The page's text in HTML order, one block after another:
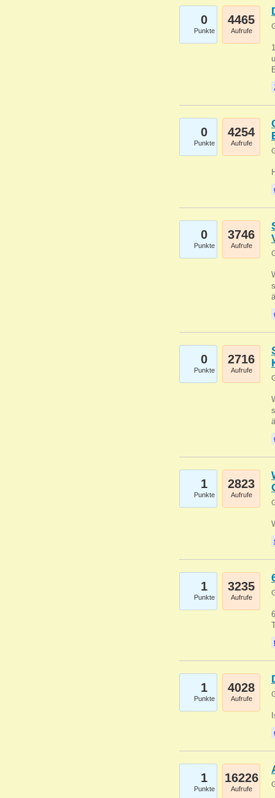
0
Punkte
4465
Aufrufe
0
Punkte
4254
Aufrufe
0
Punkte
3746
Aufrufe
0
Punkte
2716
Aufrufe
1
Punkte
2823
Aufrufe
1
Punkte
3235
Aufrufe
1
Punkte
4028
Aufrufe
1
Punkte
16226
Aufrufe